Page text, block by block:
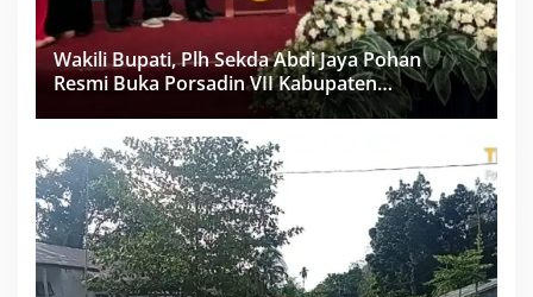
Wakili Bupati, Plh Sekda Abdi Jaya Pohan
Resmi Buka Porsadin VII Kabupaten